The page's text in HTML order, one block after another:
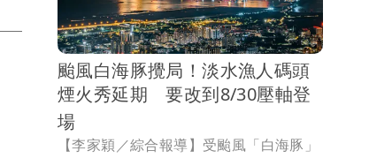
颱風白海豚攪局！淡水漁人碼頭
煙火秀延期 要改到8/30壓軸登
場
【李家穎／綜合報導】受颱風「白海豚」